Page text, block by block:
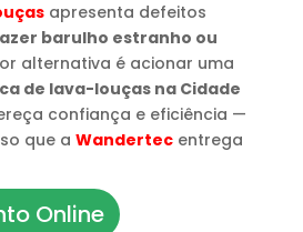
apresenta defeitos
barulho estranho ou
alternativa é acionar uma
de lava-louças na Cidade
confiança e eficiência —
que a Wandertec entrega
Online